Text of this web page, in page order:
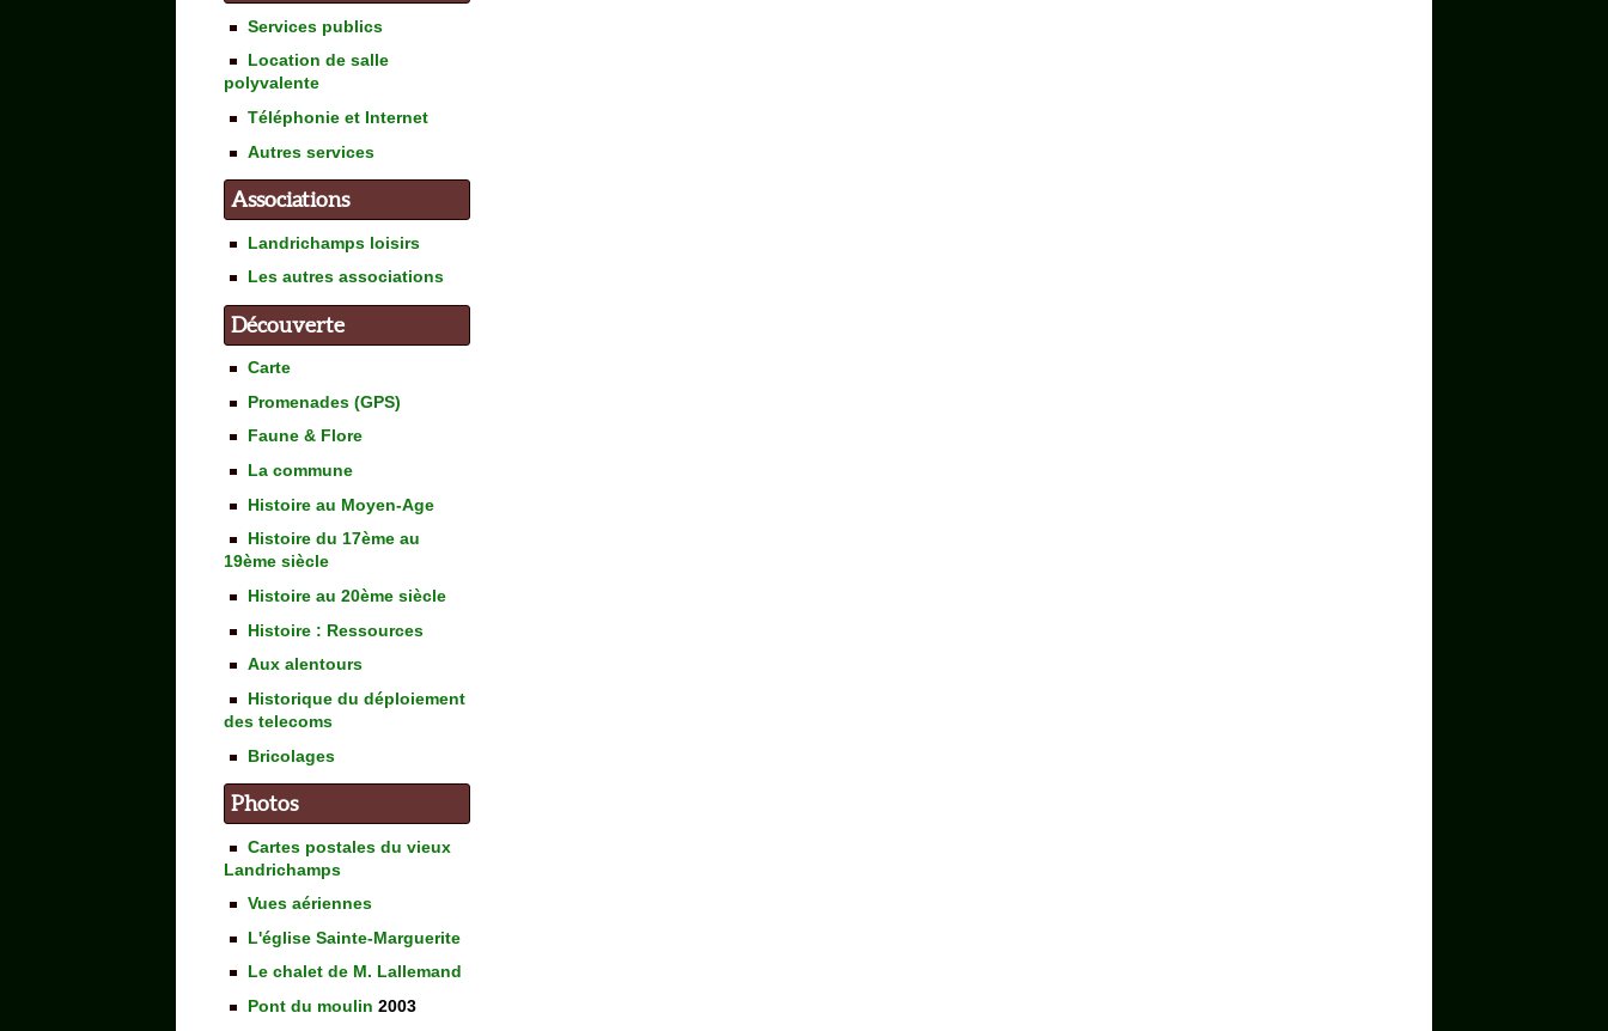
Services publics
Location de salle
polyvalente
Téléphonie et Internet
Autres services
Associations
Landrichamps loisirs
Les autres associations
Découverte
Carte
Promenades (GPS)
Faune & Flore
La commune
Histoire au Moyen-Age
Histoire du 17ème au
19ème siècle
Histoire au 20ème siècle
Histoire : Ressources
Aux alentours
Historique du déploiement
des telecoms
Bricolages
Photos
Cartes postales du vieux
Landrichamps
Vues aériennes
L'église Sainte-Marguerite
Le chalet de M. Lallemand
Pont du moulin 2003